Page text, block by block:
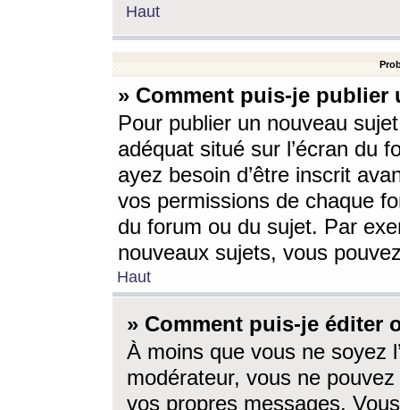
Haut
» Comment puis-je
Pour publier un nouveau
adéquat situé sur l’écran du
ayez besoin d’être inscrit
vos permissions de chaque
du forum ou du sujet. Par
nouveaux sujets, vous
Haut
» Comment puis-je éditer
À moins que vous ne soyez
modérateur, vous ne
vos propres messages.